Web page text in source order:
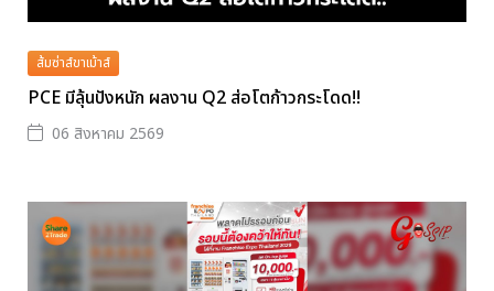
ส้มซ่าส์ขาเม้าส์
PCE มีลุ้นปังหนัก ผลงาน Q2 ส่อโตก้าวกระโดด!!
06 สิงหาคม 2569